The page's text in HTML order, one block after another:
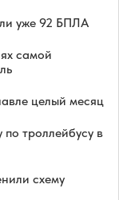
уже 92 БПЛА
самой
целый месяц
по троллейбусу в
схему